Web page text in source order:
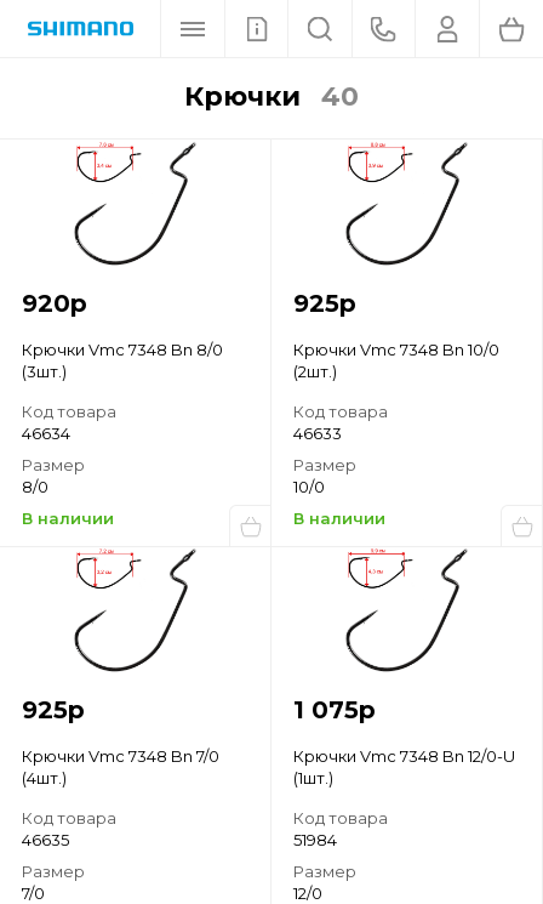
крючки 40
920р
Крючки Vmc 7348 Bn 8/0
(3шт.)
Код товара
46634
Размер
8/0
В наличии
925р
Крючки Vmc 7348 Bn 10/0
(2шт.)
Код товара
46633
Размер
10/0
В наличии
925р
Крючки Vmc 7348 Bn 7/0
(4шт.)
Код товара
46635
Размер
7/0
1 075р
Крючки Vmc 7348 Bn 12/0-U
(1шт.)
Код товара
51984
Размер
12/0